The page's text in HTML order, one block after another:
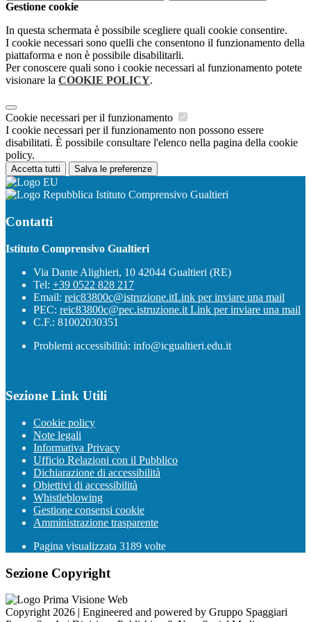
Gestione cookie
In questa schermata è possibile scegliere quali cookie consentire.
I cookie necessari sono quelli che consentono il funzionamento della
piattaforma e non è possibile disabilitarli.
Per conoscere quali sono i cookie necessari al funzionamento potete
visionare la COOKIE POLICY.
Cookie necessari per il funzionamento
I cookie necessari per il funzionamento non possono essere
disabilitati. È possibile consultare l'elenco nella pagina della cookie
policy.
Accetta tutti Salva le preferenze
Istituto Comprensivo Gualtieri
Contatti
Istituto Comprensivo Gualtieri
Via Dante Alighieri, 10 42044 Gualtieri (RE)
Tel: +39 0522 828 217
Email: reic83800c@istruzione.itLink per inviare una mail
PEC: reic83800c@pec.istruzione.it Link per inviare una mail
C.F.: 81002030351
Problemi accessibilità: info@icgualtieri.edu.it
Sezione Link Utili
Cookie policy
Note legali
Informativa Privacy
Ufficio Relazioni con il Pubblico
Dichiarazione di accessibilità
Obiettivi di accessibilità
Whistleblowing
Gestione consensi cookie
Amministrazione trasparente
Pagina visualizzata 3189 volte
Sezione Copyright
Copyright 2026 | Engineered and powered by Gruppo Spaggiari